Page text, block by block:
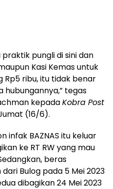
pungli di sini dan
Kasi Kemas untuk
ribu, itu tidak benar
hubungannya,” tegas
kepadaKobra Post
(16/6).
infak BAZNAS itu keluar
ke RT RW yang mau
beras
Bulog pada 5 Mei 2023
dibagikan 24 Mei 2023